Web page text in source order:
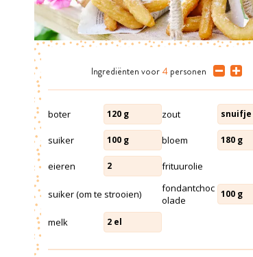
Ingrediënten voor 4 personen
boter 120 g zout snuifje
suiker 100 g bloem 180 g
eieren 2 frituurolie
suiker (om te strooien)
fondantchoc
olade
100 g
melk 2 el